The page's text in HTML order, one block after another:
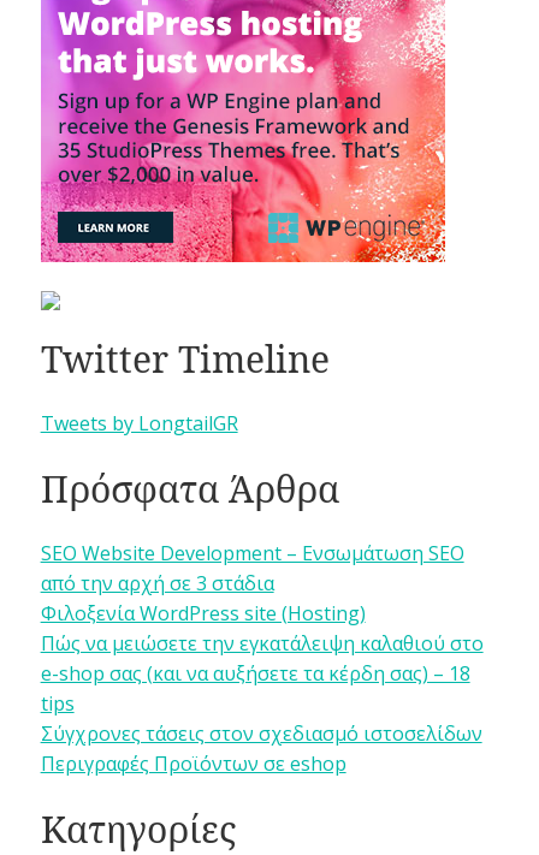
Twitter Timeline
Tweets by LongtailGR
Πρόσφατα Άρθρα
SEO Website Development – Ενσωμάτωση SEO
από την αρχή σε 3 στάδια
Φιλοξενία WordPress site (Hosting)
Πώς να μειώσετε την εγκατάλειψη καλαθιού στο
e-shop σας (και να αυξήσετε τα κέρδη σας) – 18
tips
Σύγχρονες τάσεις στον σχεδιασμό ιστοσελίδων
Περιγραφές Προϊόντων σε eshop
Κατηγορίες